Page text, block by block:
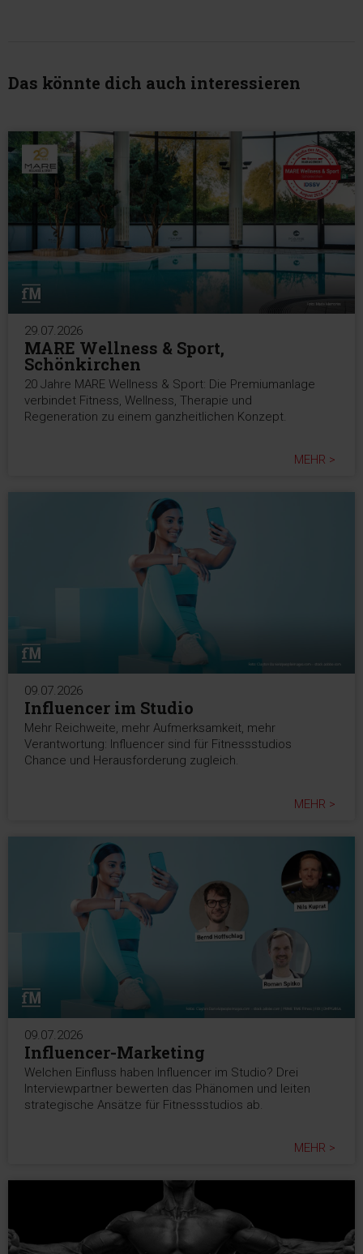
Das könnte dich auch interessieren
29.07.2026
MARE Wellness & Sport,
Schönkirchen
20 Jahre MARE Wellness & Sport: Die Premiumanlage
verbindet Fitness, Wellness, Therapie und
Regeneration zu einem ganzheitlichen Konzept.
MEHR >
09.07.2026
Influencer im Studio
Mehr Reichweite, mehr Aufmerksamkeit, mehr
Verantwortung: Influencer sind für Fitnessstudios
Chance und Herausforderung zugleich.
MEHR >
09.07.2026
Influencer-Marketing
Welchen Einfluss haben Influencer im Studio? Drei
Interviewpartner bewerten das Phänomen und leiten
strategische Ansätze für Fitnessstudios ab.
MEHR >